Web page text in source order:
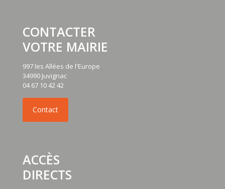
CONTACTER
VOTRE MAIRIE
997 les Allées de l'Europe
34990 Juvignac
04 67 10 42 42
ACCÈS
DIRECTS